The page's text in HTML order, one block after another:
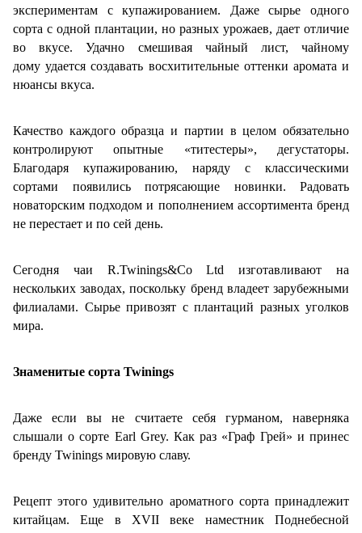
экспериментам с купажированием. Даже сырье одного
сорта с одной плантации, но разных урожаев, дает отличие
во вкусе. Удачно смешивая чайный лист, чайному
дому удается создавать восхитительные оттенки аромата и
нюансы вкуса.
Качество каждого образца и партии в целом обязательно
контролируют опытные «титестеры», дегустаторы.
Благодаря купажированию, наряду с классическими
сортами появились потрясающие новинки. Радовать
новаторским подходом и пополнением ассортимента бренд
не перестает и по сей день.
Сегодня чаи R.Twinings&Co Ltd изготавливают на
нескольких заводах, поскольку бренд владеет зарубежными
филиалами. Сырье привозят с плантаций разных уголков
мира.
Знаменитые сорта Twinings
Даже если вы не считаете себя гурманом, наверняка
слышали о сорте Earl Grey. Как раз «Граф Грей» и принес
бренду Twinings мировую славу.
Рецепт этого удивительно ароматного сорта принадлежит
китайцам. Еще в XVII веке наместник Поднебесной